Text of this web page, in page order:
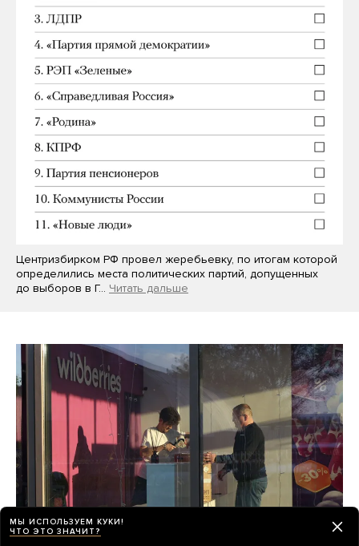
Центризбирком РФ провел жеребьевку, по итогам которой
определились места политических партий, допущенных
до выборов в Г… Читать дальше
МЫ ИСПОЛЬЗУЕМ КУКИ!
ЧТО ЭТО ЗНАЧИТ?